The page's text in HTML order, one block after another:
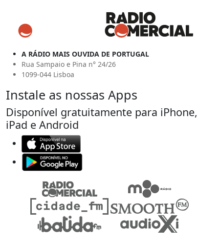
A RÁDIO MAIS OUVIDA DE PORTUGAL
Rua Sampaio e Pina n° 24/26
1099-044 Lisboa
Instale as nossas Apps
Disponível gratuitamente para iPhone,
iPad e Android